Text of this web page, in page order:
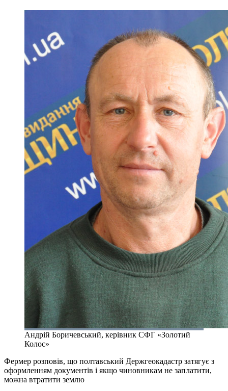
Андрій Боричевський, керівник СФГ «Золотий
Колос»
Фермер розповів, що полтавський Держгеокадастр затягує з
оформленням документів і якщо чиновникам не заплатити,
можна втратити землю